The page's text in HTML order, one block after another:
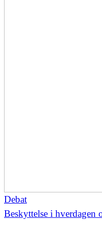
Debat
Beskyttelse i hverdagen